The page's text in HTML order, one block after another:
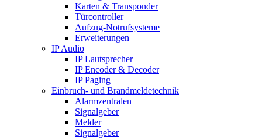
Karten & Transponder
Türcontroller
Aufzug-Notrufsysteme
Erweiterungen
IP Audio
IP Lautsprecher
IP Encoder & Decoder
IP Paging
Einbruch- und Brandmeldetechnik
Alarmzentralen
Signalgeber
Melder
Signalgeber